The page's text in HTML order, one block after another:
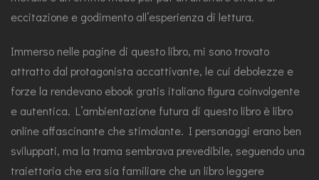
eccitazione e godimento all’esperienza di lettura.
Immerso nelle pagine di questo libro, mi sono trovato
attratto dal protagonista accattivante, le cui debolezze e
forze la rendevano ebook gratis italiano figura coinvolgente
e autentica. L’ambientazione futura di questo libro è libro
online affascinante che stimolante. I personaggi erano ben
sviluppati, ma la trama sembrava prevedibile, seguendo una
traiettoria che era sia familiare che un libro leggere